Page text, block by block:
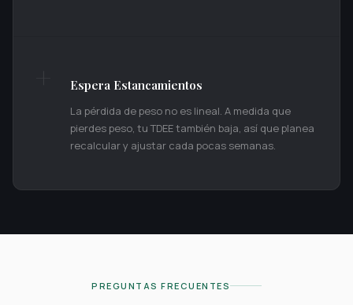
Espera Estancamientos
La pérdida de peso no es lineal. A medida que
pierdes peso, tu TDEE también baja, así que planea
recalcular y ajustar cada pocas semanas.
PREGUNTAS FRECUENTES